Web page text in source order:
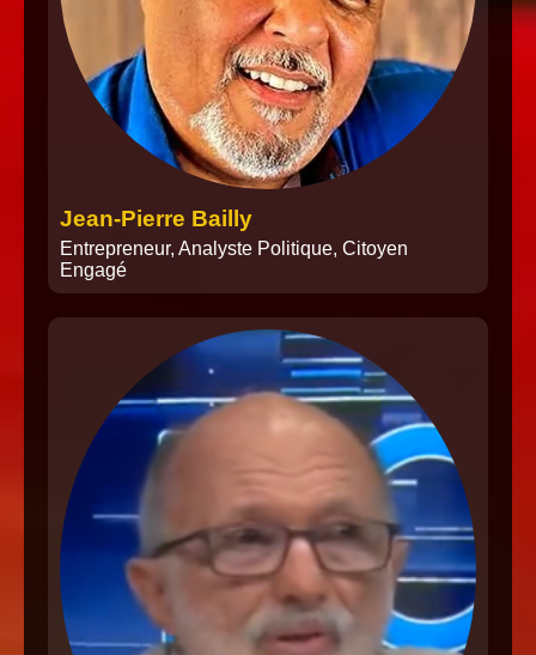
Jean-Pierre Bailly
Entrepreneur, Analyste Politique, Citoyen
Engagé